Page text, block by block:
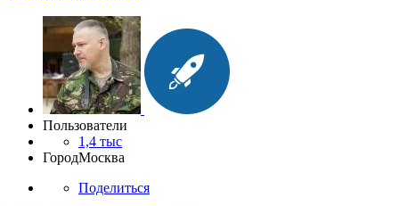
Пользователи
1,4 тыс
ГородМосква
Поделиться